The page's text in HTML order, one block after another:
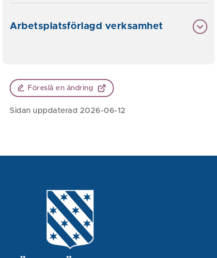
Arbetsplatsförlagd verksamhet
Föreslå en ändring
Sidan uppdaterad 2026-06-12